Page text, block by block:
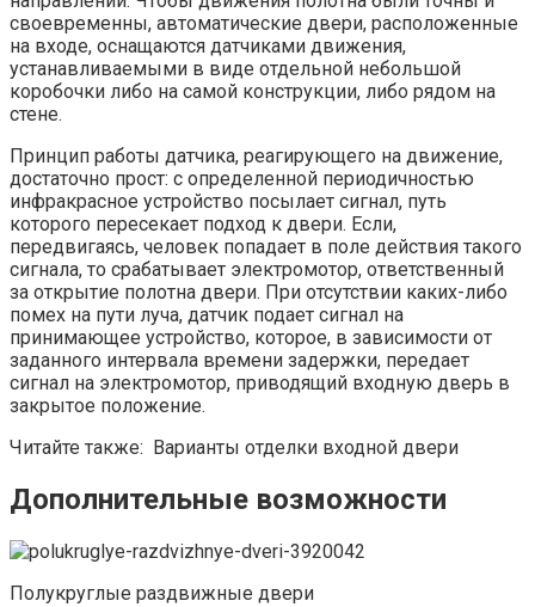
своевременны, автоматические двери, расположенные
на входе, оснащаются датчиками движения,
устанавливаемыми в виде отдельной небольшой
коробочки либо на самой конструкции, либо рядом на
стене.
Принцип работы датчика, реагирующего на движение,
достаточно прост: с определенной периодичностью
инфракрасное устройство посылает сигнал, путь
которого пересекает подход к двери. Если,
передвигаясь, человек попадает в поле действия такого
сигнала, то срабатывает электромотор, ответственный
за открытие полотна двери. При отсутствии каких-либо
помех на пути луча, датчик подает сигнал на
принимающее устройство, которое, в зависимости от
заданного интервала времени задержки, передает
сигнал на электромотор, приводящий входную дверь в
закрытое положение.
Читайте также: Варианты отделки входной двери
Дополнительные возможности
Полукруглые раздвижные двери